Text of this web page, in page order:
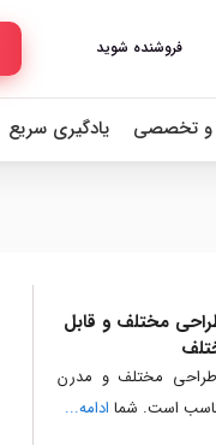
فروشنده شوید
و تخصصی یادگیری سریع
قالب سربرگ با 7 طراحی مختلف و قابل
این قالب سربرگ شامل 7 طراحی مختلف و مدرن
است. شما ادامه...